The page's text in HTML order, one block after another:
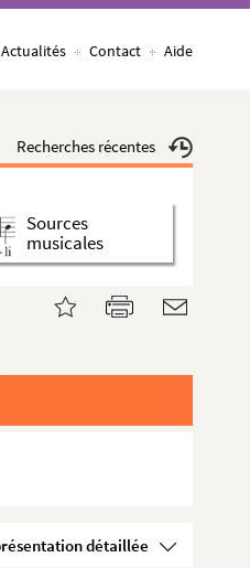
Actualités Contact Aide
Recherches récentes
Sources
musicales
Voir la présentation détaillée